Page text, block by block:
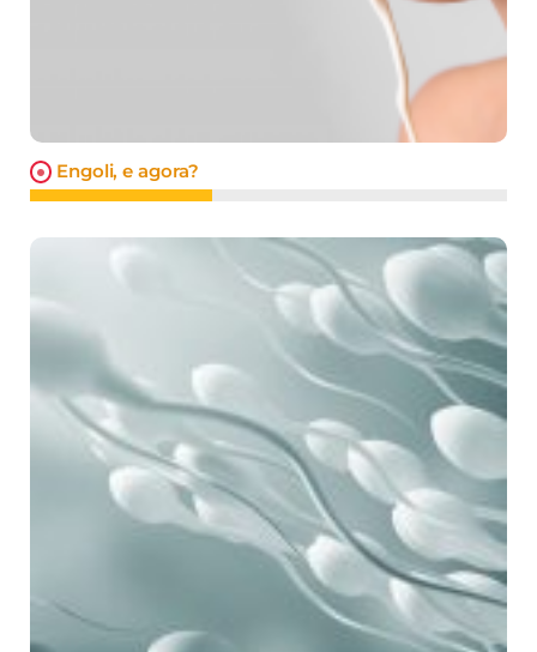
Engoli, e agora?